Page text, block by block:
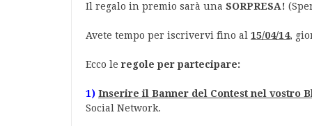
Il regalo in premio sarà una SORPRESA!
Avete tempo per iscrivervi fino al 15/04/14,
Ecco le regole per partecipare:
1) Inserire il Banner del Contest nel vostro
Social Network.